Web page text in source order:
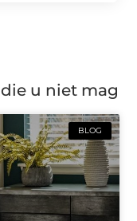
die u niet mag
BLOG